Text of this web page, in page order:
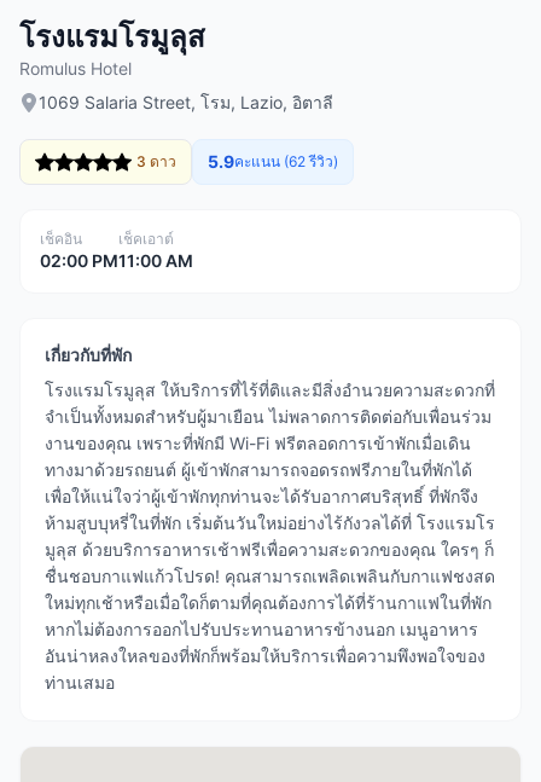
โรงแรมโรมูลุส
Romulus Hotel
1069 Salaria Street, โรม, Lazio, อิตาลี
3 ดาว 5.9คะแนน (62 รีวิว)
เช็คอิน
02:00 PM
เช็คเอาต์
11:00 AM
เกี่ยวกับที่พัก
โรงแรมโรมูลุส ให้บริการที่ไร้ที่ติและมีสิ่งอำนวยความสะดวกที่
จำเป็นทั้งหมดสำหรับผู้มาเยือน ไม่พลาดการติดต่อกับเพื่อนร่วม
งานของคุณ เพราะที่พักมี Wi-Fi ฟรีตลอดการเข้าพักเมื่อเดิน
ทางมาด้วยรถยนต์ ผู้เข้าพักสามารถจอดรถฟรีภายในที่พักได้
เพื่อให้แน่ใจว่าผู้เข้าพักทุกท่านจะได้รับอากาศบริสุทธิ์ ที่พักจึง
ห้ามสูบบุหรี่ในที่พัก เริ่มต้นวันใหม่อย่างไร้กังวลได้ที่ โรงแรมโร
มูลุส ด้วยบริการอาหารเช้าฟรีเพื่อความสะดวกของคุณ ใครๆ ก็
ชื่นชอบกาแฟแก้วโปรด! คุณสามารถเพลิดเพลินกับกาแฟชงสด
ใหม่ทุกเช้าหรือเมื่อใดก็ตามที่คุณต้องการได้ที่ร้านกาแฟในที่พัก
หากไม่ต้องการออกไปรับประทานอาหารข้างนอก เมนูอาหาร
อันน่าหลงใหลของที่พักก็พร้อมให้บริการเพื่อความพึงพอใจของ
ท่านเสมอ